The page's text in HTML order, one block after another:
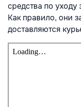
средства по уходу
Как правило, они
доставляются